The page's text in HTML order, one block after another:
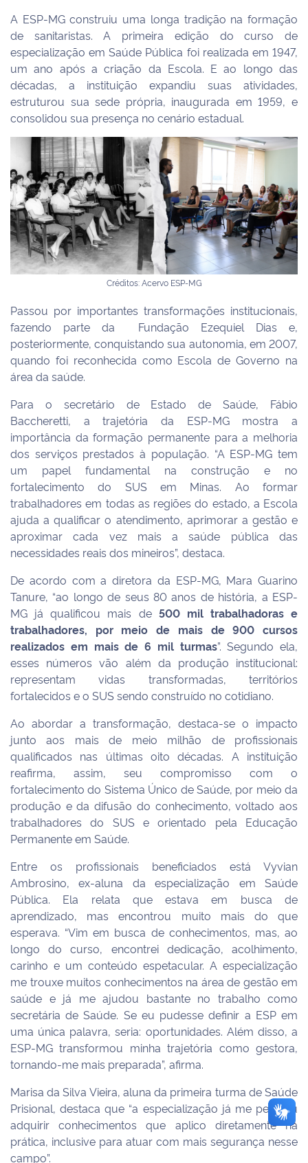
A ESP-MG construiu uma longa tradição na formação
de sanitaristas. A primeira edição do curso de
especialização em Saúde Pública foi realizada em 1947,
um ano após a criação da Escola. E ao longo das
décadas, a instituição expandiu suas atividades,
estruturou sua sede própria, inaugurada em 1959, e
consolidou sua presença no cenário estadual.
Créditos: Acervo ESP-MG
Passou por importantes transformações institucionais,
fazendo parte da Fundação Ezequiel Dias e,
posteriormente, conquistando sua autonomia, em 2007,
quando foi reconhecida como Escola de Governo na
área da saúde.
Para o secretário de Estado de Saúde, Fábio
Baccheretti, a trajetória da ESP-MG mostra a
importância da formação permanente para a melhoria
dos serviços prestados à população. “A ESP-MG tem
um papel fundamental na construção e no
fortalecimento do SUS em Minas. Ao formar
trabalhadores em todas as regiões do estado, a Escola
ajuda a qualificar o atendimento, aprimorar a gestão e
aproximar cada vez mais a saúde pública das
necessidades reais dos mineiros”, destaca.
De acordo com a diretora da ESP-MG, Mara Guarino
Tanure, “ao longo de seus 80 anos de história, a ESP-
MG já qualificou mais de 500 mil trabalhadoras e
trabalhadores, por meio de mais de 900 cursos
realizados em mais de 6 mil turmas”. Segundo ela,
esses números vão além da produção institucional:
representam vidas transformadas, territórios
fortalecidos e o SUS sendo construído no cotidiano.
Ao abordar a transformação, destaca-se o impacto
junto aos mais de meio milhão de profissionais
qualificados nas últimas oito décadas. A instituição
reafirma, assim, seu compromisso com o
fortalecimento do Sistema Único de Saúde, por meio da
produção e da difusão do conhecimento, voltado aos
trabalhadores do SUS e orientado pela Educação
Permanente em Saúde.
Entre os profissionais beneficiados está Vyvian
Ambrosino, ex-aluna da especialização em Saúde
Pública. Ela relata que estava em busca de
aprendizado, mas encontrou muito mais do que
esperava. “Vim em busca de conhecimentos, mas, ao
longo do curso, encontrei dedicação, acolhimento,
carinho e um conteúdo espetacular. A especialização
me trouxe muitos conhecimentos na área de gestão em
saúde e já me ajudou bastante no trabalho como
secretária de Saúde. Se eu pudesse definir a ESP em
uma única palavra, seria: oportunidades. Além disso, a
ESP-MG transformou minha trajetória como gestora,
tornando-me mais preparada”, afirma.
Marisa da Silva Vieira, aluna da primeira turma de Saúde
Prisional, destaca que “a especialização já me permitiu
adquirir conhecimentos que aplico diretamente na
prática, inclusive para atuar com mais segurança nesse
campo”.